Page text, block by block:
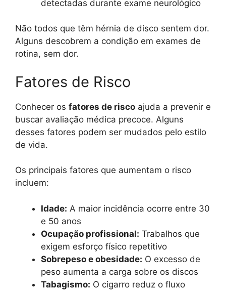
detectadas durante exame neurológico
Não todos que têm hérnia de disco sentem dor.
Alguns descobrem a condição em exames de
rotina, sem dor.
Fatores de Risco
Conhecer os fatores de risco ajuda a prevenir e
buscar avaliação médica precoce. Alguns
desses fatores podem ser mudados pelo estilo
de vida.
Os principais fatores que aumentam o risco
incluem:
Idade: A maior incidência ocorre entre 30
e 50 anos
Ocupação profissional: Trabalhos que
exigem esforço físico repetitivo
Sobrepeso e obesidade: O excesso de
peso aumenta a carga sobre os discos
Tabagismo: O cigarro reduz o fluxo